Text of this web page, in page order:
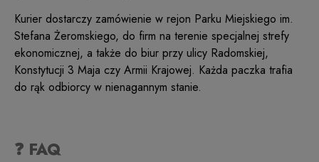
Kurier dostarczy zamówienie w rejon Parku Miejskiego im.
Stefana Żeromskiego, do firm na terenie specjalnej strefy
ekonomicznej, a także do biur przy ulicy Radomskiej,
Konstytucji 3 Maja czy Armii Krajowej. Każda paczka trafia
do rąk odbiorcy w nienagannym stanie.
❓ FAQ